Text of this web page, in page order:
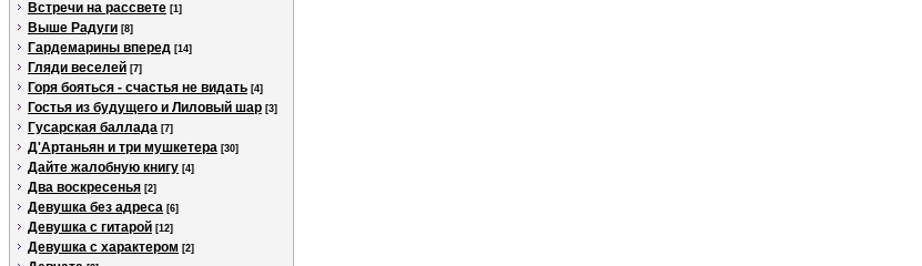
Встречи на рассвете [1]
Выше Радуги [8]
Гардемарины вперед [14]
Гляди веселей [7]
Горя бояться - счастья не видать [4]
Гостья из будущего и Лиловый шар [3]
Гусарская баллада [7]
Д'Артаньян и три мушкетера [30]
Дайте жалобную книгу [4]
Два воскресенья [2]
Девушка без адреса [6]
Девушка с гитарой [12]
Девушка с характером [2]